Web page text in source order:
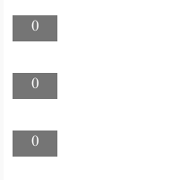
0
0
0